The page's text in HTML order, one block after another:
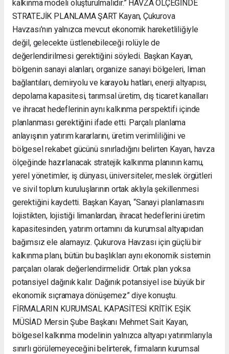
kalkınma modeli oluşturulmalıdır.” HAVZA ÖLÇEĞİNDE
STRATEJİK PLANLAMA ŞART Kayan, Çukurova
Havzası’nın yalnızca mevcut ekonomik hareketliliğiyle
değil, gelecekte üstlenebileceği rolüyle de
değerlendirilmesi gerektiğini söyledi. Başkan Kayan,
bölgenin sanayi alanları, organize sanayi bölgeleri, liman
bağlantıları, demiryolu ve karayolu hatları, enerji altyapısı,
depolama kapasitesi, tarımsal üretim, dış ticaret kanalları
ve ihracat hedeflerinin aynı kalkınma perspektifi içinde
planlanması gerektiğini ifade etti. Parçalı planlama
anlayışının yatırım kararlarını, üretim verimliliğini ve
bölgesel rekabet gücünü sınırladığını belirten Kayan, havza
ölçeğinde hazırlanacak stratejik kalkınma planının kamu,
yerel yönetimler, iş dünyası, üniversiteler, meslek örgütleri
ve sivil toplum kuruluşlarının ortak aklıyla şekillenmesi
gerektiğini kaydetti. Başkan Kayan, “Sanayi planlamasını
lojistikten, lojistiği limanlardan, ihracat hedeflerini üretim
kapasitesinden, yatırım ortamını da kurumsal altyapıdan
bağımsız ele alamayız. Çukurova Havzası için güçlü bir
kalkınma planı, bütün bu başlıkları aynı ekonomik sistemin
parçaları olarak değerlendirmelidir. Ortak plan yoksa
potansiyel dağınık kalır. Dağınık potansiyel ise büyük bir
ekonomik sıçramaya dönüşemez” diye konuştu.
FİRMALARIN KURUMSAL KAPASİTESİ KRİTİK EŞİK
MÜSİAD Mersin Şube Başkanı Mehmet Sait Kayan,
bölgesel kalkınma modelinin yalnızca altyapı yatırımlarıyla
sınırlı görülemeyeceğini belirterek, firmaların kurumsal